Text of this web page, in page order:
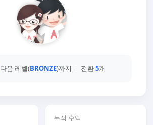
다음 레벨(BRONZE)까지 전환5개
누적 수익